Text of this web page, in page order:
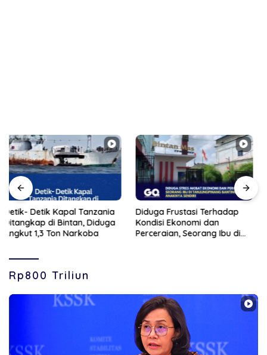
Diduga Frustasi Terhadap
Kondisi Ekonomi dan
Perceraian, Seorang Ibu di
Detik-Detik Polisi Bekuk
Pasutri Lansia Edarkan Sabu
di Bintan
Rp800 Triliun